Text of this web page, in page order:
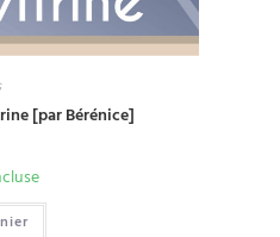
[par Bérénice]